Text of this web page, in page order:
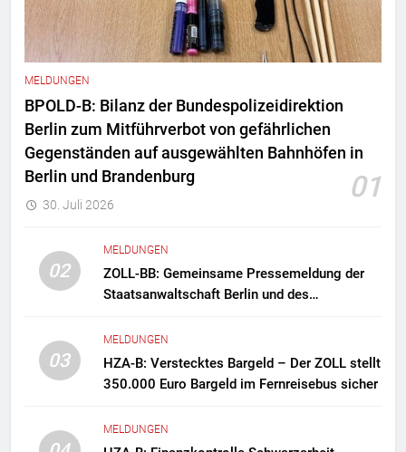
MELDUNGEN
BPOLD-B: Bilanz der Bundespolizeidirektion
Berlin zum Mitführverbot von gefährlichen
Gegenständen auf ausgewählten Bahnhöfen in
Berlin und Brandenburg
01
30. Juli 2026
02
MELDUNGEN
ZOLL-BB: Gemeinsame Pressemeldung der
Staatsanwaltschaft Berlin und des
Zollfahndung hebt mutmaßliches
Drogenlabor aus
03
MELDUNGEN
HZA-B: Verstecktes Bargeld – Der ZOLL stellt
350.000 Euro Bargeld im Fernreisebus sicher
MELDUNGEN